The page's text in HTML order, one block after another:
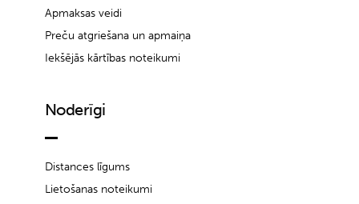
Apmaksas veidi
Preču atgriešana un apmaiņa
Iekšējās kārtības noteikumi
Noderīgi
Distances līgums
Lietošanas noteikumi